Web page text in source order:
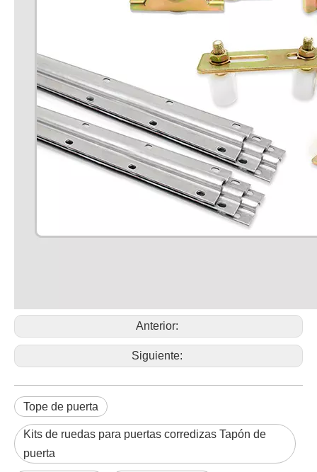
Anterior:
Siguiente:
Tope de puerta
Kits de ruedas para puertas corredizas Tapón de
puerta